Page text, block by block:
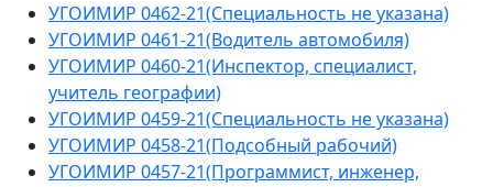
УГОИМИР 0462-21(Специальность не указана)
УГОИМИР 0461-21(Водитель автомобиля)
УГОИМИР 0460-21(Инспектор, специалист,
учитель географии)
УГОИМИР 0459-21(Специальность не указана)
УГОИМИР 0458-21(Подсобный рабочий)
УГОИМИР 0457-21(Программист, инженер,